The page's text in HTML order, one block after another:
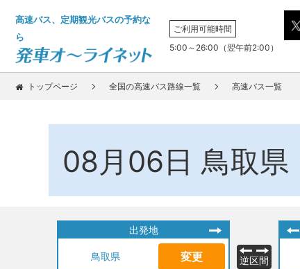
高速バス、定期観光バスの予約な
ら
ご利用可能時間
5:00～26:00（翌午前2:00）
トップページ 全国の高速バス路線一覧 高速バス一覧
08月06日 鳥取県
出発地
鳥取県 変更 逆区間